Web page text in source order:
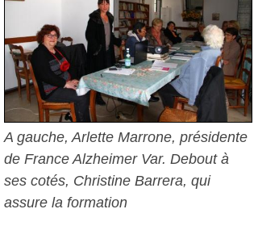
A gauche, Arlette Marrone, présidente
de France Alzheimer Var. Debout à
ses cotés, Christine Barrera, qui
assure la formation